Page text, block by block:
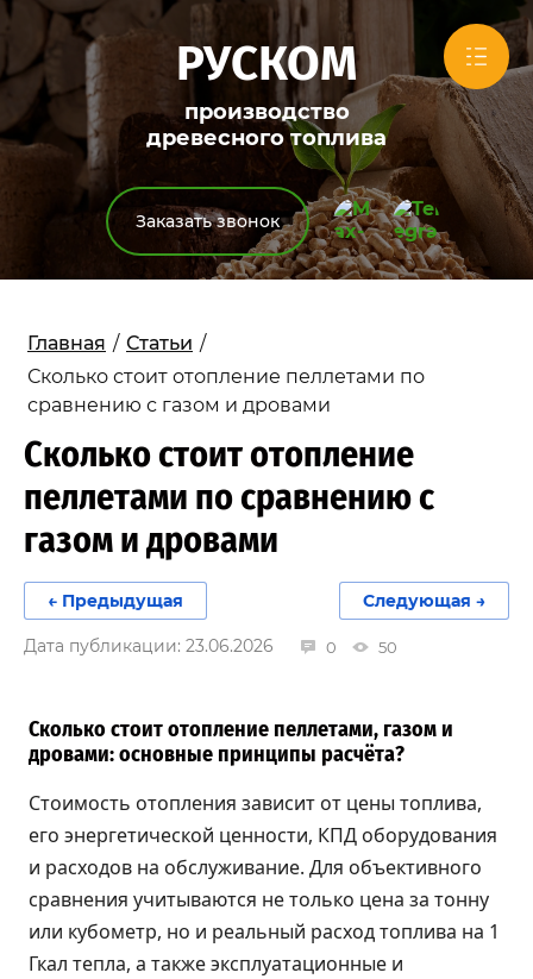
РУСКОМ
производство
древесного топлива
Заказать звонок
Главная / Статьи /
Сколько стоит отопление пеллетами по
сравнению с газом и дровами
Сколько стоит отопление
пеллетами по сравнению с
газом и дровами
← Предыдущая Следующая →
Дата публикации: 23.06.2026 0 50
Сколько стоит отопление пеллетами, газом и
дровами: основные принципы расчёта?
Стоимость отопления зависит от цены топлива,
его энергетической ценности, КПД оборудования
и расходов на обслуживание. Для объективного
сравнения учитываются не только цена за тонну
или кубометр, но и реальный расход топлива на 1
Гкал тепла, а также эксплуатационные и